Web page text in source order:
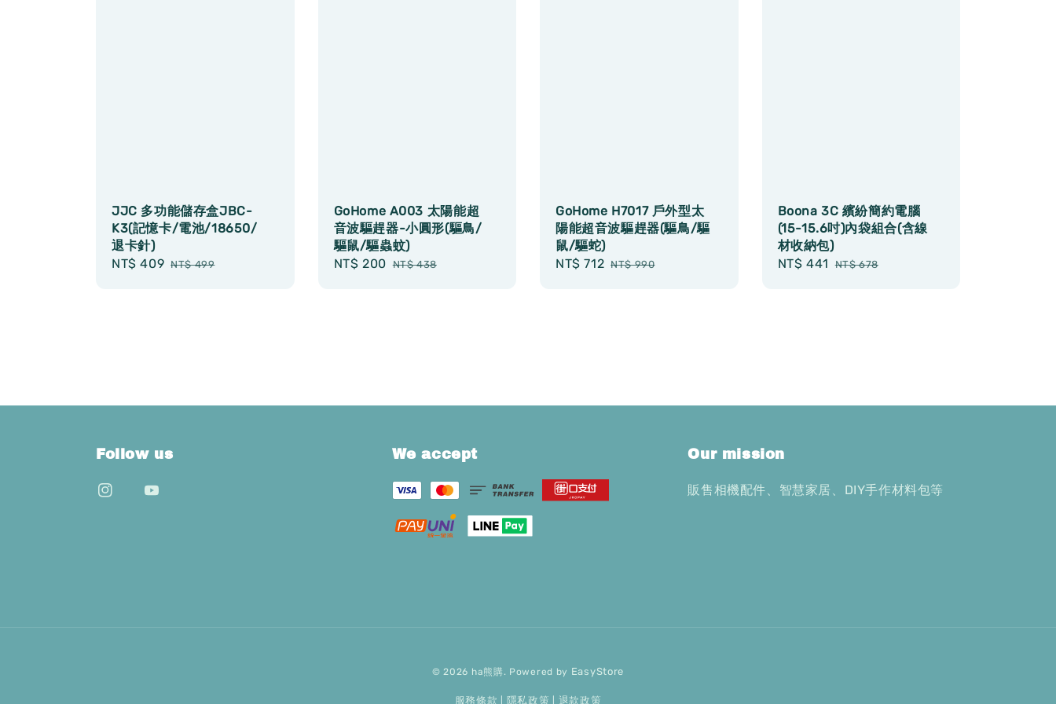
JJC 多功能儲存盒JBC-
K3(記憶卡/電池/18650/
退卡針)
Sale
NT$ 409 Regular
NT$ 499
GoHome A003 太陽能超
音波驅趕器-小圓形(驅鳥/
驅鼠/驅蟲蚊)
Sale
NT$ 200 Regular
NT$ 438
GoHome H7017 戶外型太
陽能超音波驅趕器(驅鳥/驅
鼠/驅蛇)
Sale
NT$ 712 Regular
NT$ 990
Boona 3C 繽紛簡約電腦
(15-15.6吋)內袋組合(含線
材收納包)
Sale
NT$ 441 Regular
NT$ 678
Follow us We accept Our mission
販售相機配件、智慧家居、DIY手作材料包等
© 2026 ha熊購. Powered by EasyStore
服務條款 隱私政策 退款政策